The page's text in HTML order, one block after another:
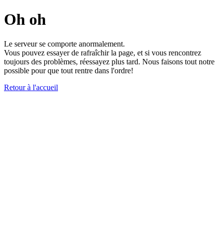
Oh oh
Le serveur se comporte anormalement.
Vous pouvez essayer de rafraîchir la page, et si vous rencontrez
toujours des problèmes, réessayez plus tard. Nous faisons tout notre
possible pour que tout rentre dans l'ordre!
Retour à l'accueil